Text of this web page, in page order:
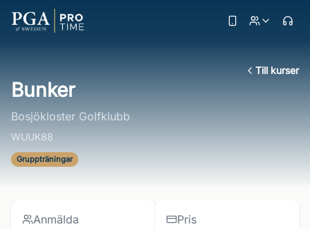
Till kurser
Bunker
Bosjökloster Golfklubb
WUUK88
Gruppträningar
Anmälda
Pris